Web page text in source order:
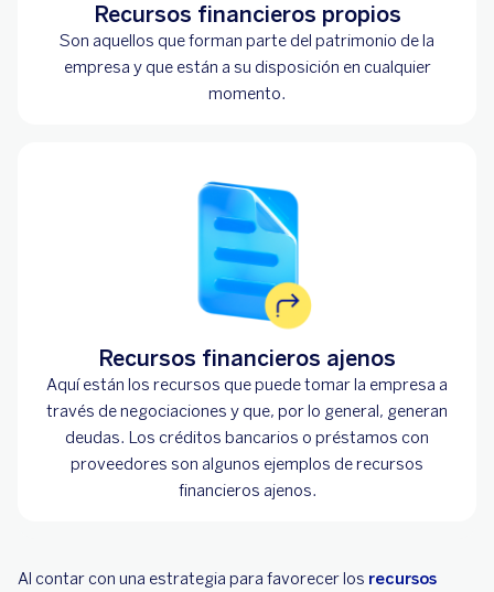
Recursos financieros propios
Son aquellos que forman parte del patrimonio de la
empresa y que están a su disposición en cualquier
momento.
Recursos financieros ajenos
Aquí están los recursos que puede tomar la empresa a
través de negociaciones y que, por lo general, generan
deudas. Los créditos bancarios o préstamos con
proveedores son algunos ejemplos de recursos
financieros ajenos.
Al contar con una estrategia para favorecer los recursos